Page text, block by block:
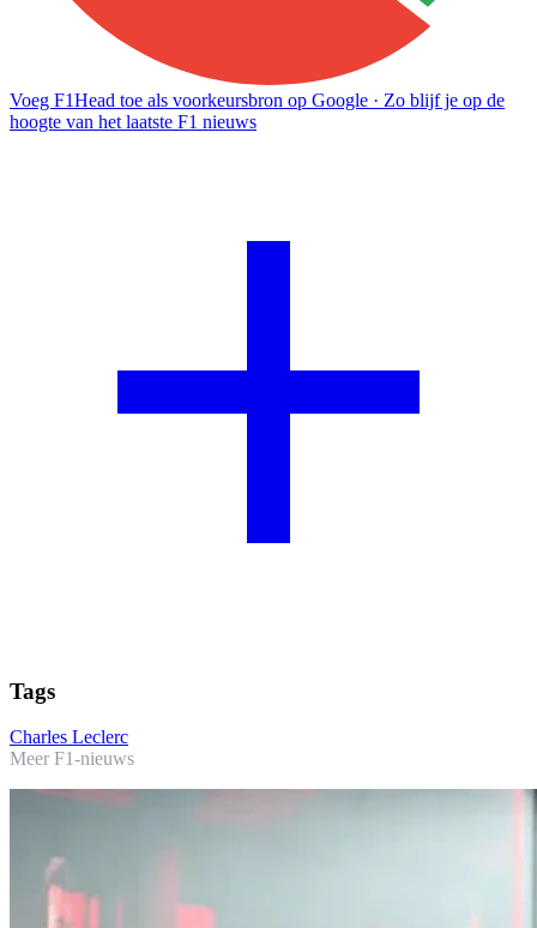
Voeg F1Head toe als voorkeursbron op Google · Zo blijf je op de
hoogte van het laatste F1 nieuws
Tags
Charles Leclerc
Meer F1-nieuws